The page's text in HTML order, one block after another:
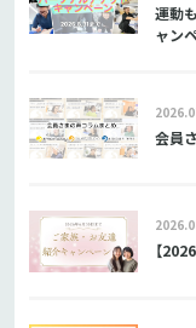
運動
ャン
会員
【